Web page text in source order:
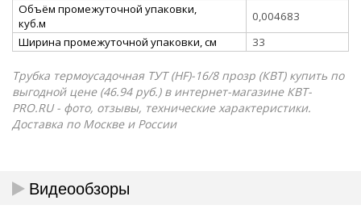
Объём промежуточной упаковки,
куб.м
0,004683
Ширина промежуточной упаковки, см
33
Трубка термоусадочная ТУТ (HF)-16/8 прозр (КВТ) купить по
выгодной цене (46.94 руб.) в интернет-магазине КВТ-
PRO.RU - фото, отзывы, технические характеристики.
Доставка по Москве и России
Видеообзоры